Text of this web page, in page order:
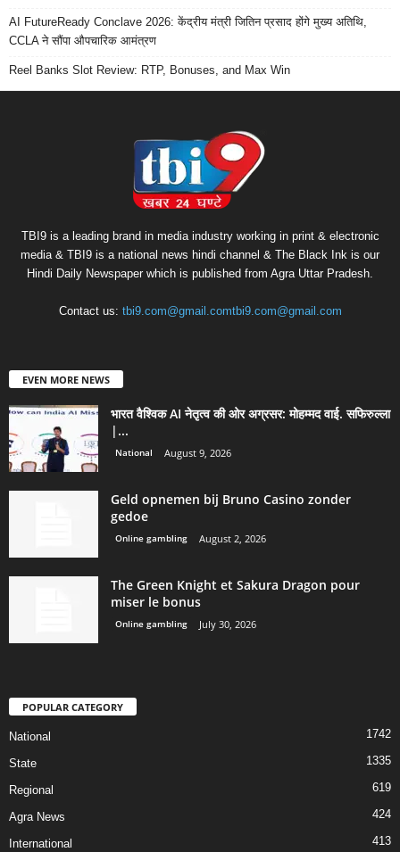
AI FutureReady Conclave 2026: केंद्रीय मंत्री जितिन प्रसाद होंगे मुख्य अतिथि,
CCLA ने सौंपा औपचारिक आमंत्रण
Reel Banks Slot Review: RTP, Bonuses, and Max Win
TBI9 is a leading brand in media industry working in print & electronic
media & TBI9 is a national news hindi channel & The Black Ink is our
Hindi Daily Newspaper which is published from Agra Uttar Pradesh.
Contact us: tbi9.com@gmail.comtbi9.com@gmail.com
EVEN MORE NEWS
भारत वैश्विक AI नेतृत्व की ओर अग्रसर: मोहम्मद वाई. सफिरुल्ला
|...
National August 9, 2026
Geld opnemen bij Bruno Casino zonder
gedoe
Online gambling August 2, 2026
The Green Knight et Sakura Dragon pour
miser le bonus
Online gambling July 30, 2026
POPULAR CATEGORY
National 1742
State 1335
Regional 619
Agra News 424
International 413